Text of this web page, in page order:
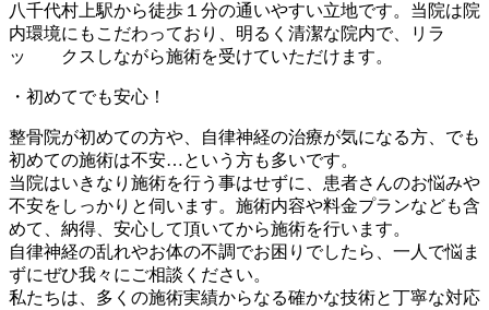
八千代村上駅から徒歩１分の通いやすい立地です。当院は院
内環境にもこだわっており、明るく清潔な院内で、リラ
ッ クスしながら施術を受けていただけます。
・初めてでも安心！
整骨院が初めての方や、自律神経の治療が気になる方、でも
初めての施術は不安…という方も多いです。
当院はいきなり施術を行う事はせずに、患者さんのお悩みや
不安をしっかりと伺います。施術内容や料金プランなども含
めて、納得、安心して頂いてから施術を行います。
自律神経の乱れやお体の不調でお困りでしたら、一人で悩ま
ずにぜひ我々にご相談ください。
私たちは、多くの施術実績からなる確かな技術と丁寧な対応